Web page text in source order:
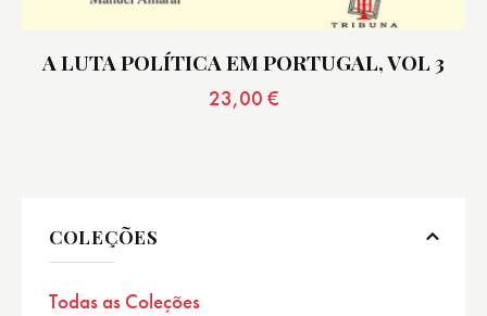
A LUTA POLÍTICA EM PORTUGAL, VOL 3
23,00 €
COLEÇÕES
Todas as Coleções